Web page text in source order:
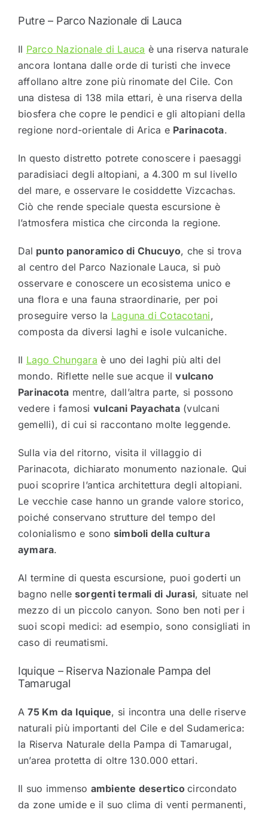
Putre – Parco Nazionale di Lauca
Il Parco Nazionale di Lauca è una riserva naturale
ancora lontana dalle orde di turisti che invece
affollano altre zone più rinomate del Cile. Con
una distesa di 138 mila ettari, è una riserva della
biosfera che copre le pendici e gli altopiani della
regione nord-orientale di Arica e Parinacota.
In questo distretto potrete conoscere i paesaggi
paradisiaci degli altopiani, a 4.300 m sul livello
del mare, e osservare le cosiddette Vizcachas.
Ciò che rende speciale questa escursione è
l’atmosfera mistica che circonda la regione.
Dal punto panoramico di Chucuyo, che si trova
al centro del Parco Nazionale Lauca, si può
osservare e conoscere un ecosistema unico e
una flora e una fauna straordinarie, per poi
proseguire verso la Laguna di Cotacotani,
composta da diversi laghi e isole vulcaniche.
Il Lago Chungara è uno dei laghi più alti del
mondo. Riflette nelle sue acque ilvulcano
Parinacota mentre, dall’altra parte, si possono
vedere i famosi vulcani Payachata(vulcani
gemelli), di cui si raccontano molte leggende.
Sulla via del ritorno, visita il villaggio di
Parinacota, dichiarato monumento nazionale. Qui
puoi scoprire l’antica architettura degli altopiani.
Le vecchie case hanno un grande valore storico,
poiché conservano strutture del tempo del
colonialismo e sono simboli della cultura
aymara.
Al termine di questa escursione, puoi goderti un
bagno nelle sorgenti termali di Jurasi, situate nel
mezzo di un piccolo canyon. Sono ben noti per i
suoi scopi medici: ad esempio, sono consigliati in
caso di reumatismi.
Iquique – Riserva Nazionale Pampa del
Tamarugal
A75 Km da Iquique, si incontra una delle riserve
naturali più importanti del Cile e del Sudamerica:
la Riserva Naturale della Pampa di Tamarugal,
un’area protetta di oltre 130.000 ettari.
Il suo immenso ambiente deserticocircondato
da zone umide e il suo clima di venti permanenti,